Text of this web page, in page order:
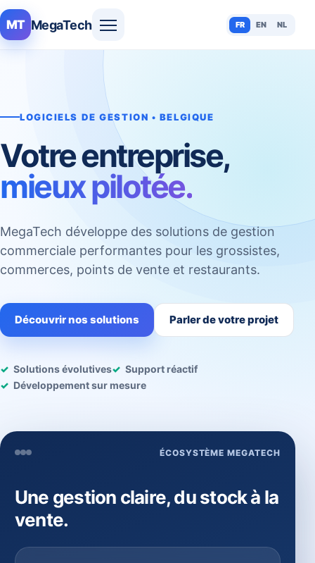
MT MegaTech FR EN NL
LOGICIELS DE GESTION • BELGIQUE
Votre entreprise,
mieux pilotée.
MegaTech développe des solutions de gestion
commerciale performantes pour les grossistes,
commerces, points de vente et restaurants.
Découvrir nos solutions Parler de votre projet
Solutions évolutives
Support réactif
Développement sur mesure
ÉCOSYSTÈME MEGATECH
Une gestion claire, du stock à la
vente.